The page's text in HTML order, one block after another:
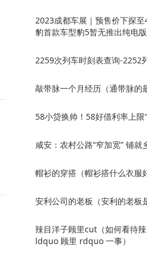
2023成都车展｜预售价下探
豹首款车型豹5暂无推出纯电
2259次列车时刻表查询-2252
敲带脉一个月经历（通带脉的
58小贷换帅！58好借利率上限
咸安：农村公路“窄加宽” 铺就
帽衫的穿搭（帽衫搭什么衣服
安利公司的老板（安利的老板
辣目洋子顾里cut（如何看待
ldquo 顾里 rdquo 一事）